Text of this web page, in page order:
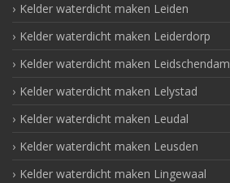
Kelder waterdicht maken Leiden
Kelder waterdicht maken Leiderdorp
Kelder waterdicht maken Leidschendam
Kelder waterdicht maken Lelystad
Kelder waterdicht maken Leudal
Kelder waterdicht maken Leusden
Kelder waterdicht maken Lingewaal